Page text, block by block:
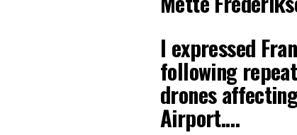
I expressed
following
drones
Airport.…